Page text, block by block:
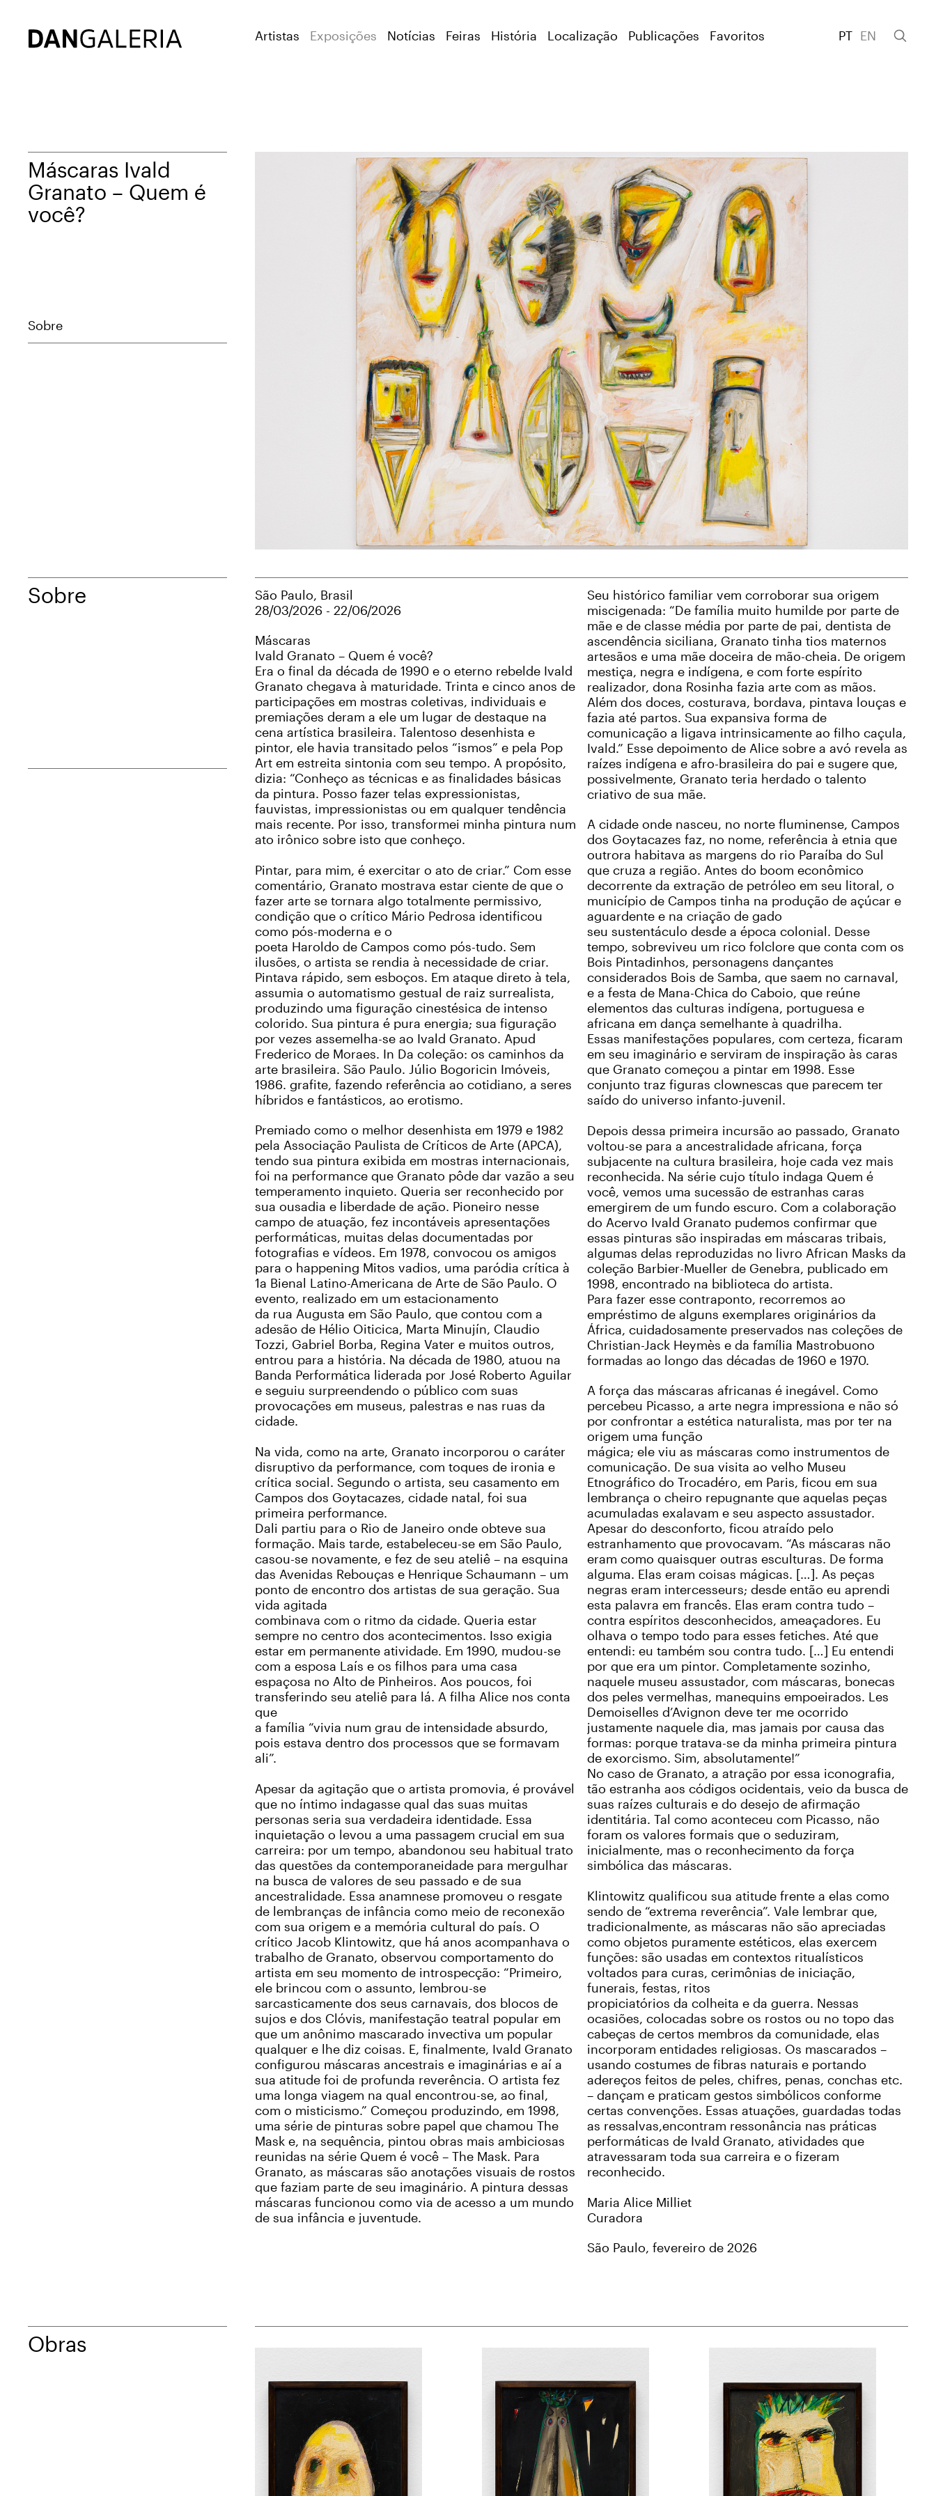
Artistas Exposições Notícias Feiras História Localização Publicações Favoritos PT EN
Máscaras Ivald
Granato – Quem é
você?
Sobre
Sobre
São Paulo, Brasil
28/03/2026 - 22/06/2026
Máscaras
Ivald Granato – Quem é você?
Era o final da década de 1990 e o eterno rebelde Ivald
Granato chegava à maturidade. Trinta e cinco anos de
participações em mostras coletivas, individuais e
premiações deram a ele um lugar de destaque na
cena artística brasileira. Talentoso desenhista e
pintor, ele havia transitado pelos “ismos” e pela Pop
Art em estreita sintonia com seu tempo. A propósito,
dizia: “Conheço as técnicas e as finalidades básicas
da pintura. Posso fazer telas expressionistas,
fauvistas, impressionistas ou em qualquer tendência
mais recente. Por isso, transformei minha pintura num
ato irônico sobre isto que conheço.
Pintar, para mim, é exercitar o ato de criar.” Com esse
comentário, Granato mostrava estar ciente de que o
fazer arte se tornara algo totalmente permissivo,
condição que o crítico Mário Pedrosa identificou
como pós-moderna e o
poeta Haroldo de Campos como pós-tudo. Sem
ilusões, o artista se rendia à necessidade de criar.
Pintava rápido, sem esboços. Em ataque direto à tela,
assumia o automatismo gestual de raiz surrealista,
produzindo uma figuração cinestésica de intenso
colorido. Sua pintura é pura energia; sua figuração
por vezes assemelha-se ao Ivald Granato. Apud
Frederico de Moraes. In Da coleção: os caminhos da
arte brasileira. São Paulo. Júlio Bogoricin Imóveis,
1986. grafite, fazendo referência ao cotidiano, a seres
híbridos e fantásticos, ao erotismo.
Premiado como o melhor desenhista em 1979 e 1982
pela Associação Paulista de Críticos de Arte (APCA),
tendo sua pintura exibida em mostras internacionais,
foi na performance que Granato pôde dar vazão a seu
temperamento inquieto. Queria ser reconhecido por
sua ousadia e liberdade de ação. Pioneiro nesse
campo de atuação, fez incontáveis apresentações
performáticas, muitas delas documentadas por
fotografias e vídeos. Em 1978, convocou os amigos
para o happening Mitos vadios, uma paródia crítica à
1a Bienal Latino-Americana de Arte de São Paulo. O
evento, realizado em um estacionamento
da rua Augusta em São Paulo, que contou com a
adesão de Hélio Oiticica, Marta Minujín, Claudio
Tozzi, Gabriel Borba, Regina Vater e muitos outros,
entrou para a história. Na década de 1980, atuou na
Banda Performática liderada por José Roberto Aguilar
e seguiu surpreendendo o público com suas
provocações em museus, palestras e nas ruas da
cidade.
Na vida, como na arte, Granato incorporou o caráter
disruptivo da performance, com toques de ironia e
crítica social. Segundo o artista, seu casamento em
Campos dos Goytacazes, cidade natal, foi sua
primeira performance.
Dali partiu para o Rio de Janeiro onde obteve sua
formação. Mais tarde, estabeleceu-se em São Paulo,
casou-se novamente, e fez de seu ateliê – na esquina
das Avenidas Rebouças e Henrique Schaumann – um
ponto de encontro dos artistas de sua geração. Sua
vida agitada
combinava com o ritmo da cidade. Queria estar
sempre no centro dos acontecimentos. Isso exigia
estar em permanente atividade. Em 1990, mudou-se
com a esposa Laís e os filhos para uma casa
espaçosa no Alto de Pinheiros. Aos poucos, foi
transferindo seu ateliê para lá. A filha Alice nos conta
que
a família “vivia num grau de intensidade absurdo,
pois estava dentro dos processos que se formavam
ali”.
Apesar da agitação que o artista promovia, é provável
que no íntimo indagasse qual das suas muitas
personas seria sua verdadeira identidade. Essa
inquietação o levou a uma passagem crucial em sua
carreira: por um tempo, abandonou seu habitual trato
das questões da contemporaneidade para mergulhar
na busca de valores de seu passado e de sua
ancestralidade. Essa anamnese promoveu o resgate
de lembranças de infância como meio de reconexão
com sua origem e a memória cultural do país. O
crítico Jacob Klintowitz, que há anos acompanhava o
trabalho de Granato, observou comportamento do
artista em seu momento de introspecção: “Primeiro,
ele brincou com o assunto, lembrou-se
sarcasticamente dos seus carnavais, dos blocos de
sujos e dos Clóvis, manifestação teatral popular em
que um anônimo mascarado invectiva um popular
qualquer e lhe diz coisas. E, finalmente, Ivald Granato
configurou máscaras ancestrais e imaginárias e aí a
sua atitude foi de profunda reverência. O artista fez
uma longa viagem na qual encontrou-se, ao final,
com o misticismo.” Começou produzindo, em 1998,
uma série de pinturas sobre papel que chamou The
Mask e, na sequência, pintou obras mais ambiciosas
reunidas na série Quem é você – The Mask. Para
Granato, as máscaras são anotações visuais de rostos
que faziam parte de seu imaginário. A pintura dessas
máscaras funcionou como via de acesso a um mundo
de sua infância e juventude.
Seu histórico familiar vem corroborar sua origem
miscigenada: “De família muito humilde por parte de
mãe e de classe média por parte de pai, dentista de
ascendência siciliana, Granato tinha tios maternos
artesãos e uma mãe doceira de mão-cheia. De origem
mestiça, negra e indígena, e com forte espírito
realizador, dona Rosinha fazia arte com as mãos.
Além dos doces, costurava, bordava, pintava louças e
fazia até partos. Sua expansiva forma de
comunicação a ligava intrinsicamente ao filho caçula,
Ivald.” Esse depoimento de Alice sobre a avó revela as
raízes indígena e afro-brasileira do pai e sugere que,
possivelmente, Granato teria herdado o talento
criativo de sua mãe.
A cidade onde nasceu, no norte fluminense, Campos
dos Goytacazes faz, no nome, referência à etnia que
outrora habitava as margens do rio Paraíba do Sul
que cruza a região. Antes do boom econômico
decorrente da extração de petróleo em seu litoral, o
município de Campos tinha na produção de açúcar e
aguardente e na criação de gado
seu sustentáculo desde a época colonial. Desse
tempo, sobreviveu um rico folclore que conta com os
Bois Pintadinhos, personagens dançantes
considerados Bois de Samba, que saem no carnaval,
e a festa de Mana-Chica do Caboio, que reúne
elementos das culturas indígena, portuguesa e
africana em dança semelhante à quadrilha.
Essas manifestações populares, com certeza, ficaram
em seu imaginário e serviram de inspiração às caras
que Granato começou a pintar em 1998. Esse
conjunto traz figuras clownescas que parecem ter
saído do universo infanto-juvenil.
Depois dessa primeira incursão ao passado, Granato
voltou-se para a ancestralidade africana, força
subjacente na cultura brasileira, hoje cada vez mais
reconhecida. Na série cujo título indaga Quem é
você, vemos uma sucessão de estranhas caras
emergirem de um fundo escuro. Com a colaboração
do Acervo Ivald Granato pudemos confirmar que
essas pinturas são inspiradas em máscaras tribais,
algumas delas reproduzidas no livro African Masks da
coleção Barbier-Mueller de Genebra, publicado em
1998, encontrado na biblioteca do artista.
Para fazer esse contraponto, recorremos ao
empréstimo de alguns exemplares originários da
África, cuidadosamente preservados nas coleções de
Christian-Jack Heymès e da família Mastrobuono
formadas ao longo das décadas de 1960 e 1970.
A força das máscaras africanas é inegável. Como
percebeu Picasso, a arte negra impressiona e não só
por confrontar a estética naturalista, mas por ter na
origem uma função
mágica; ele viu as máscaras como instrumentos de
comunicação. De sua visita ao velho Museu
Etnográfico do Trocadéro, em Paris, ficou em sua
lembrança o cheiro repugnante que aquelas peças
acumuladas exalavam e seu aspecto assustador.
Apesar do desconforto, ficou atraído pelo
estranhamento que provocavam. “As máscaras não
eram como quaisquer outras esculturas. De forma
alguma. Elas eram coisas mágicas. […]. As peças
negras eram intercesseurs; desde então eu aprendi
esta palavra em francês. Elas eram contra tudo –
contra espíritos desconhecidos, ameaçadores. Eu
olhava o tempo todo para esses fetiches. Até que
entendi: eu também sou contra tudo. […] Eu entendi
por que era um pintor. Completamente sozinho,
naquele museu assustador, com máscaras, bonecas
dos peles vermelhas, manequins empoeirados. Les
Demoiselles d’Avignon deve ter me ocorrido
justamente naquele dia, mas jamais por causa das
formas: porque tratava-se da minha primeira pintura
de exorcismo. Sim, absolutamente!”
No caso de Granato, a atração por essa iconografia,
tão estranha aos códigos ocidentais, veio da busca de
suas raízes culturais e do desejo de afirmação
identitária. Tal como aconteceu com Picasso, não
foram os valores formais que o seduziram,
inicialmente, mas o reconhecimento da força
simbólica das máscaras.
Klintowitz qualificou sua atitude frente a elas como
sendo de “extrema reverência”. Vale lembrar que,
tradicionalmente, as máscaras não são apreciadas
como objetos puramente estéticos, elas exercem
funções: são usadas em contextos ritualísticos
voltados para curas, cerimônias de iniciação,
funerais, festas, ritos
propiciatórios da colheita e da guerra. Nessas
ocasiões, colocadas sobre os rostos ou no topo das
cabeças de certos membros da comunidade, elas
incorporam entidades religiosas. Os mascarados –
usando costumes de fibras naturais e portando
adereços feitos de peles, chifres, penas, conchas etc.
– dançam e praticam gestos simbólicos conforme
certas convenções. Essas atuações, guardadas todas
as ressalvas,encontram ressonância nas práticas
performáticas de Ivald Granato, atividades que
atravessaram toda sua carreira e o fizeram
reconhecido.
Maria Alice Milliet
Curadora
São Paulo, fevereiro de 2026
Obras